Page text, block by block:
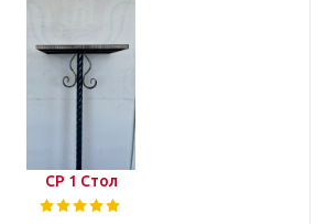
СР 1 Стол